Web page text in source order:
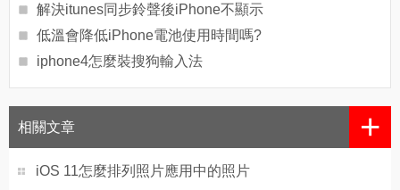
解決itunes同步鈴聲後iPhone不顯示
低溫會降低iPhone電池使用時間嗎?
iphone4怎麼裝搜狗輸入法
相關文章 +
iOS 11怎麼排列照片應用中的照片